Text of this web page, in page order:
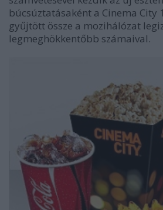
búcsúztatásaként a Cinema City
gyűjtött össze a mozihálózat
legmeghökkentőbb számaival.